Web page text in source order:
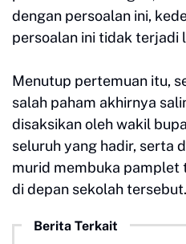
dengan persoalan ini,
persoalan ini tidak terjadi
Menutup pertemuan itu,
salah paham akhirnya
disaksikan oleh wakil
seluruh yang hadir, serta
murid membuka
di depan sekolah tersebut.
Berita Terkait